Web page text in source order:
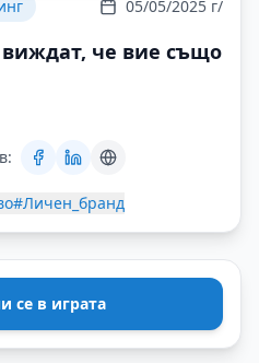
05/05/2025 г/
че вие също
#Личен_бранд
се в играта